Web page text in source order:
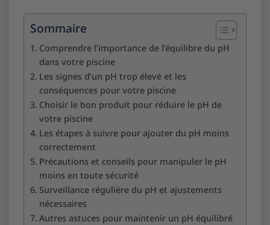
Sommaire
Comprendre l’importance de l’équilibre du pH
dans votre piscine
Les signes d’un pH trop élevé et les
conséquences pour votre piscine
Choisir le bon produit pour réduire le pH de
votre piscine
Les étapes à suivre pour ajouter du pH moins
correctement
Précautions et conseils pour manipuler le pH
moins en toute sécurité
Surveillance régulière du pH et ajustements
nécessaires
Autres astuces pour maintenir un pH équilibré